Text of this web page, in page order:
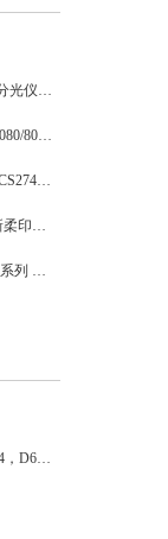
爱色丽线上发布i1Pro3和i1Pro3 Plus第三代分光仪 外观/速度/精度/光源等都有提升
爱普生大幅面打印机全新升级 发布P6080/7080/8080/9080 体验影像魅力
艺卓发布27英寸硬件校准显示器ColorEdge CS2740 4K UHD分辨率和Type-C接口
IGT参加2019亚洲国际标签印刷展 推出全新柔印标签打样方案
爱色丽正式发布第三代i1分光仪 i1Pro3 Plus系列 大孔径大不同
RAL劳尔 设计师版色号查询（D2，D3，D4，D6，D8，D9等色卡）